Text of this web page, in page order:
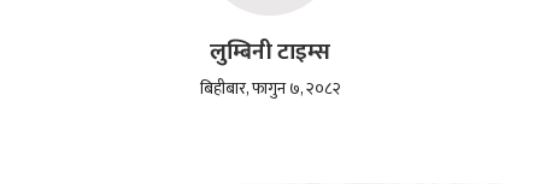
लुम्बिनी टाइम्स
बिहीबार, फागुन ७, २०८२